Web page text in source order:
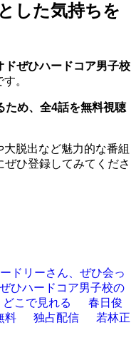
した気持ちを
ドぜひハードコア男子校
す。
ため、全4話を無料視聴
脱出など魅力的な番組
ひ登録してみてくださ
ドリーさん、ぜひ会っ
ひハードコア男子校の
どこで見れる
春日俊
料 独占配信
若林正